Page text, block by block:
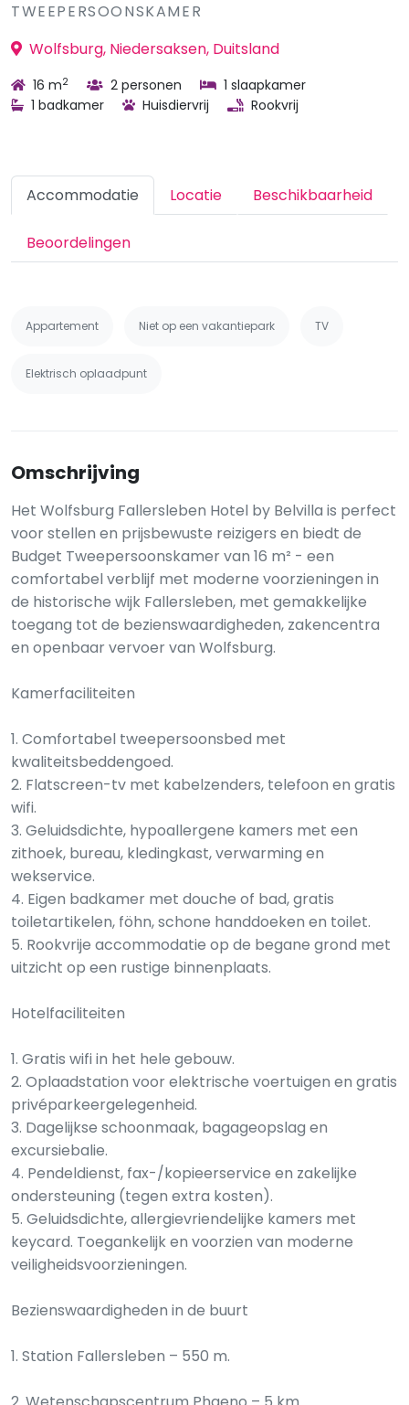
TWEEPERSOONSKAMER
Wolfsburg, Niedersaksen, Duitsland
16 m2 2 personen
1 slaapkamer
1 badkamer
Huisdiervrij Rookvrij
Accommodatie Locatie Beschikbaarheid
Beoordelingen
Appartement Niet op een vakantiepark TV
Elektrisch oplaadpunt
Omschrijving
Het Wolfsburg Fallersleben Hotel by Belvilla is perfect
voor stellen en prijsbewuste reizigers en biedt de
Budget Tweepersoonskamer van 16 m² - een
comfortabel verblijf met moderne voorzieningen in
de historische wijk Fallersleben, met gemakkelijke
toegang tot de bezienswaardigheden, zakencentra
en openbaar vervoer van Wolfsburg.
Kamerfaciliteiten
1. Comfortabel tweepersoonsbed met
kwaliteitsbeddengoed.
2. Flatscreen-tv met kabelzenders, telefoon en gratis
wifi.
3. Geluidsdichte, hypoallergene kamers met een
zithoek, bureau, kledingkast, verwarming en
wekservice.
4. Eigen badkamer met douche of bad, gratis
toiletartikelen, föhn, schone handdoeken en toilet.
5. Rookvrije accommodatie op de begane grond met
uitzicht op een rustige binnenplaats.
Hotelfaciliteiten
1. Gratis wifi in het hele gebouw.
2. Oplaadstation voor elektrische voertuigen en gratis
privéparkeergelegenheid.
3. Dagelijkse schoonmaak, bagageopslag en
excursiebalie.
4. Pendeldienst, fax-/kopieerservice en zakelijke
ondersteuning (tegen extra kosten).
5. Geluidsdichte, allergievriendelijke kamers met
keycard. Toegankelijk en voorzien van moderne
veiligheidsvoorzieningen.
Bezienswaardigheden in de buurt
1. Station Fallersleben – 550 m.